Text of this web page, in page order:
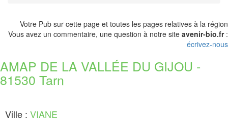
Votre Pub sur cette page et toutes les pages relatives à la région
Vous avez un commentaire, une question à notre site avenir-bio.fr:
écrivez-nous
AMAP DE LA VALLÉE DU GIJOU -
81530 Tarn
Ville : VIANE